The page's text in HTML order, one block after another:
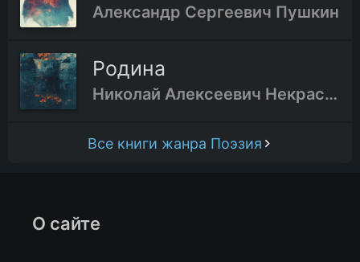
Александр Сергеевич Пушкин
Родина
Николай Алексеевич Некрасов
Все книги жанра Поэзия
О сайте